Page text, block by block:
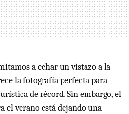
a echar un vistazo a la
la fotografía perfecta para
de récord. Sin embargo, el
el verano está dejando una